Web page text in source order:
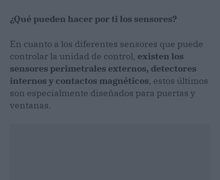
¿Qué pueden hacer por ti los sensores?
En cuanto a los diferentes sensores que puede
controlar la unidad de control, existen los
sensores perimetrales externos, detectores
internos y contactos magnéticos, estos últimos
son especialmente diseñados para puertas y
ventanas.